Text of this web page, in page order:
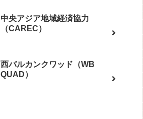
中央アジア地域経済協力
（CAREC）
西バルカンクワッド（WB
QUAD）